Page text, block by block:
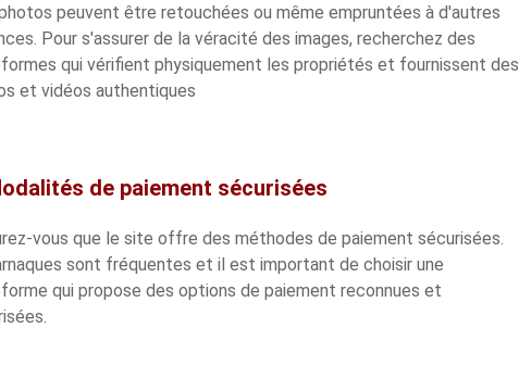
peuvent être retouchées ou même empruntées à d'autres
Pour s'assurer de la véracité des images, recherchez des
qui vérifient physiquement les propriétés et fournissent des
et vidéos authentiques
de paiement sécurisées
vous que le site offre des méthodes de paiement sécurisées.
sont fréquentes et il est important de choisir une
qui propose des options de paiement reconnues et